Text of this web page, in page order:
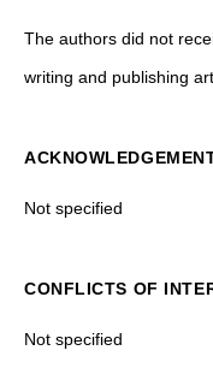
The authors did not
writing and publishing
Not specified
CONFLICTS OF
Not specified